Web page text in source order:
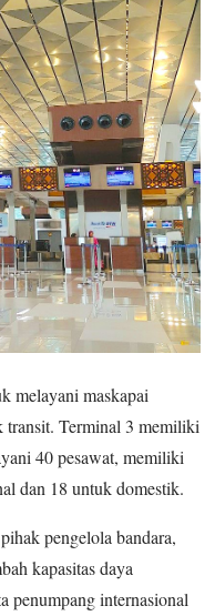
melayani maskapai
transit. Terminal 3 memiliki
40 pesawat, memiliki
dan 18 untuk domestik.
pengelola bandara,
kapasitas daya
penumpang internasional